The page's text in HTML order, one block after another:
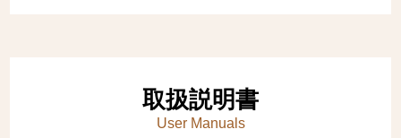
取扱説明書
User Manuals